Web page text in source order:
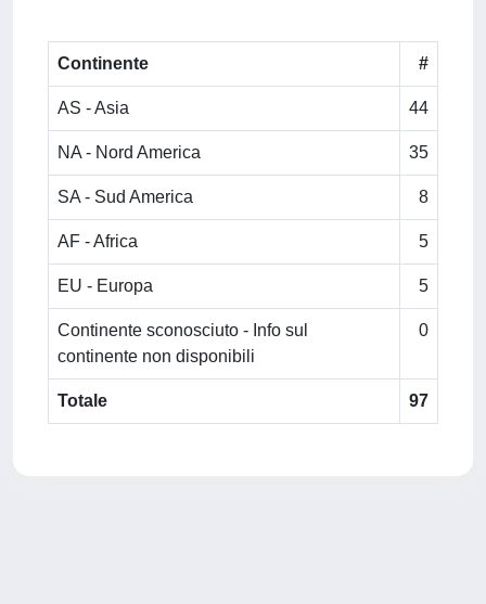
Continente #
AS - Asia 44
NA - Nord America 35
SA - Sud America 8
AF - Africa 5
EU - Europa 5
Continente sconosciuto - Info sul
continente non disponibili
0
Totale 97